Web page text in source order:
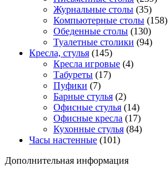
Журнальные столы (35)
Компьютерные столы (158)
Обеденные столы (130)
Туалетные столики (94)
Кресла, стулья (145)
Кресла игровые (4)
Табуреты (17)
Пуфики (7)
Барные стулья (2)
Офисные стулья (14)
Офисные кресла (17)
Кухонные стулья (84)
Часы настенные (101)
Дополнительная информация